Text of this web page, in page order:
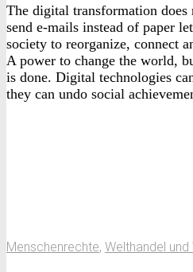
The digital transformation
send e-mails instead of paper
society to reorganize, connect
A power to change the world,
is done. Digital technologies
they can undo social
Menschenrechte, Welthandel